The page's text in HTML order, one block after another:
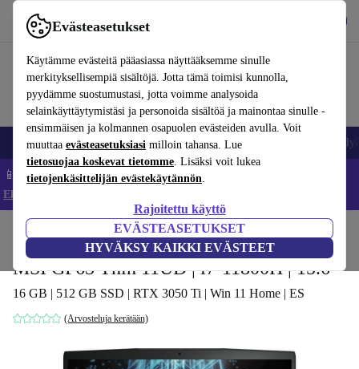
Evästeasetukset
Käytämme evästeitä pääasiassa näyttääksemme sinulle
merkityksellisempiä sisältöjä. Jotta tämä toimisi kunnolla,
pyydämme suostumustasi, jotta voimme analysoida
selainkäyttäytymistäsi ja personoida sisältöä ja mainontaa sinulle -
ensimmäisen ja kolmannen osapuolen evästeiden avulla. Voit
muuttaa evästeasetuksiasi milloin tahansa. Lue
tietosuojaa koskevat tietomme. Lisäksi voit lukea
tietojenkäsittelijän evästekäytännön.
Rajoitettu käyttö
EVÄSTEASETUKSET
HYVÄKSY KAIKKI EVÄSTEET
Käytä refurbed-palvelua nopeasti ja helposti
Matkapuhelimet ja älypuhelimet Kannettavat tietokoneet
📱 Säästä 5 % LISÄÄ iPhoneista – Koodi: IPHONEDEAL –
Ehdot ja säännöt
Kannettavat tietokoneet
MSI GF63 Thin 11UD | i7-11800H | 15.6"
16 GB | 512 GB SSD | RTX 3050 Ti | Win 11 Home | ES
(Arvosteluja kerätään)